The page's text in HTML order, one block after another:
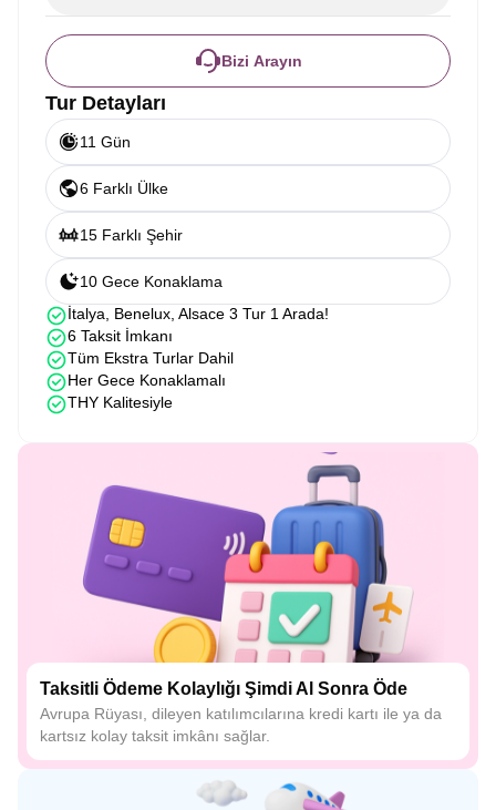
Bizi Arayın
Tur Detayları
11 Gün
6 Farklı Ülke
15 Farklı Şehir
10 Gece Konaklama
İtalya, Benelux, Alsace 3 Tur 1 Arada!
6 Taksit İmkanı
Tüm Ekstra Turlar Dahil
Her Gece Konaklamalı
THY Kalitesiyle
Taksitli Ödeme Kolaylığı Şimdi Al Sonra Öde
Avrupa Rüyası, dileyen katılımcılarına kredi kartı ile ya da
kartsız kolay taksit imkânı sağlar.